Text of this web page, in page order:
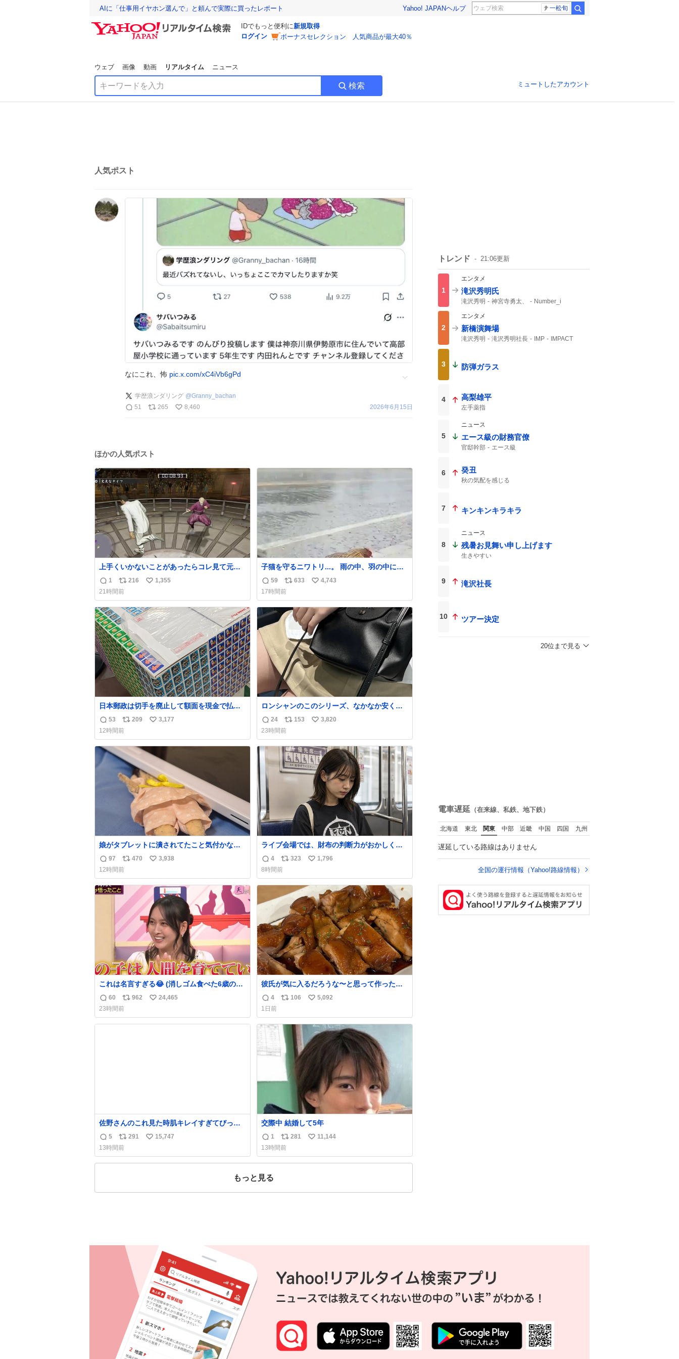
AIに「仕事用イヤホン選んで」と頼んで実際に買ったレポート Yahoo! JAPANヘルプ 一松旬
IDでもっと便利に新規取得
ログイン
ボーナスセレクション 人気商品が最大40％
ウェブ 画像 動画 リアルタイム ニュース
検索 ミュートしたアカウント
人気ポスト
なにこれ、怖 pic.x.com/xC4iVb6gPd
学歴浪ンダリング @Granny_bachan
51
265 8,460 2026年6月15日
ほかの人気ポスト
上手くいかないことがあったらコレ見て元気
出してほしい。海外のギャグコメディ番組だ
ったらお笑いボイスが入る
返
信
数
1
リ
ポ
ス
ト
数
216
い
ね
数
1,355
21時間前
子猫を守るニワトリ...。 雨の中、羽の中に子
猫を入れて守る姿に感動した！！ 愛は種族を
超える！
返
信
数
59
リ
ポ
ス
ト
数
633
い
ね
数
4,743
17時間前
日本郵政は切手を廃止して額面を現金で払い
戻せ2026 #日本郵政 @JapanPostHD_PR
返
信
数
53
リ
ポ
ス
ト
数
209
い
ね
数
3,177
12時間前
ロンシャンのこのシリーズ、なかなか安くな
らないのにセール価格になってる🖤✨レザー
なのが反則級にかわいい。持ってるだけでコ
ーデが格上げされる。
返
信
数
24
リ
ポ
ス
ト
数
153
い
ね
数
3,820
23時間前
娘がタブレットに潰されてたこと気付かなか
った。 旦那だけは娘の波長を感じ取れるから
声出せずともSOSが伝わったらしい。 急いで
旦那が救出して、泣きじゃくる娘に自分も謝
って抱きしめようとしたら、ビンタされてし
まった。3回ほど。 小さい手だけど、地味に
痛い。 その後、娘は旦那に泣きついてた。
返
信
数
97
リ
ポ
ス
ト
数
470
い
ね
数
3,938
12時間前
ライブ会場では、財布の判断力がおかしくな
る。
返
信
数
4
リ
ポ
ス
ト
数
323
い
ね
数
1,796
8時間前
これは名言すぎる😂 (消しゴム食べた6歳の弟
を思い出しながら)
返
信
数
60
リ
ポ
ス
962
い
ね
24,465
23時間前
彼氏が気に入るだろうな〜と思って作ったら
想像の何倍も美味しい美味しい言ってくれて
嬉しい
返
信
数
4
リ
ス
ト
数
106
い
ね
数
5,092
1日前
佐野さんのこれ見た時肌キレイすぎてびっく
りしたし、やはりアイドルって体型･肌管理す
ごすぎる
返
信
数
5
リ
ポ
ス
291
い
ね
15,747
13時間前
交際中 結婚して5年
返
信
数
1
リ
ポ
ス
281
い
ね
11,144
13時間前
もっと見る
トレンド 21:06更新
1
エンタメ
滝沢秀明氏
滝沢秀明 神宮寺勇太、 Number_i
2
エンタメ
新橋演舞場
滝沢秀明 滝沢秀明社長 IMP
IMPACT
3 防弾ガラス
4 高梨雄平
左手薬指
5
ニュース
エース級の財務官僚
官邸幹部 エース級
6 癸丑
秋の気配を感じる
7 キンキンキラキラ
8
ニュース
残暑お見舞い申し上げます
生きやすい
9 滝沢社長
10 ツアー決定
20位まで見る
電車遅延 （在来線、私鉄、地下鉄）
北海道 東北 関東 中部 近畿 中国 四国 九州
遅延している路線はありません
全国の運行情報（Yahoo!路線情報）